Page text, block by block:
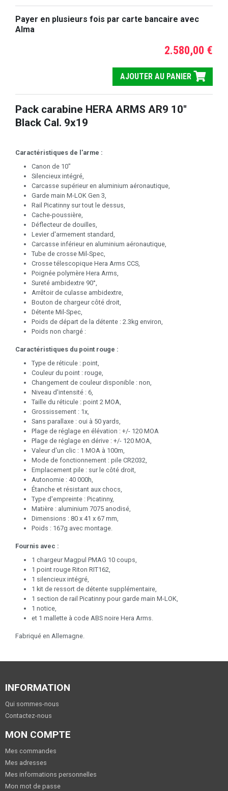
Payer en plusieurs fois par carte bancaire avec
Alma
2.580,00 €
AJOUTER AU PANIER
Pack carabine HERA ARMS AR9 10"
Black Cal. 9x19
Caractéristiques de l'arme :
Canon de 10"
Silencieux intégré,
Carcasse supérieur en aluminium aéronautique,
Garde main M-LOK Gen 3,
Rail Picatinny sur tout le dessus,
Cache-poussière,
Déflecteur de douilles,
Levier d'armement standard,
Carcasse inférieur en aluminium aéronautique,
Tube de crosse Mil-Spec,
Crosse télescopique Hera Arms CCS,
Poignée polymère Hera Arms,
Sureté ambidextre 90°,
Arrêtoir de culasse ambidextre,
Bouton de chargeur côté droit,
Détente Mil-Spec,
Poids de départ de la détente : 2.3kg environ,
Poids non chargé :
Caractéristiques du point rouge :
Type de réticule : point,
Couleur du point : rouge,
Changement de couleur disponible : non,
Niveau d'intensité : 6,
Taille du réticule : point 2 MOA,
Grossissement : 1x,
Sans parallaxe : oui à 50 yards,
Plage de réglage en élévation : +/- 120 MOA
Plage de réglage en dérive : +/- 120 MOA,
Valeur d'un clic : 1 MOA à 100m,
Mode de fonctionnement : pile CR2032,
Emplacement pile : sur le côté droit,
Autonomie : 40 000h,
Étanche et résistant aux chocs,
Type d'empreinte : Picatinny,
Matière : aluminium 7075 anodisé,
Dimensions : 80 x 41 x 67 mm,
Poids : 167g avec montage.
Fournis avec :
1 chargeur Magpul PMAG 10 coups,
1 point rouge Riton RIT162,
1 silencieux intégré,
1 kit de ressort de détente supplémentaire,
1 section de rail Picatinny pour garde main M-LOK,
1 notice,
et 1 mallette à code ABS noire Hera Arms.
Fabriqué en Allemagne.
INFORMATION
Qui sommes-nous
Contactez-nous
MON COMPTE
Mes commandes
Mes adresses
Mes informations personnelles
Mon mot de passe